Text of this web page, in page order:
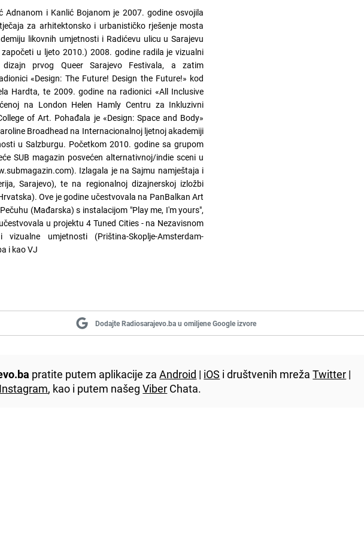
Adnanom i Kanlić Bojanom je 2007. godine osvojila
za arhitektonsko i urbanističko rješenje mosta
likovnih umjetnosti i Radićevu ulicu u Sarajevu
u ljeto 2010.) 2008. godine radila je vizualni
prvog Queer Sarajevo Festivala, a zatim
«Design: The Future! Design the Future!» kod
Hardta, te 2009. godine na radionici «All Inclusive
na London Helen Hamly Centru za Inkluzivni
of Art. Pohađala je «Design: Space and Body»
Broadhead na Internacionalnoj ljetnoj akademiji
u Salzburgu. Početkom 2010. godine sa grupom
SUB magazin posvećen alternativnoj/indie sceni u
Izlagala je na Sajmu namještaja i
Sarajevo), te na regionalnoj dizajnerskoj izložbi
Ove je godine učestvovala na PanBalkan Art
(Mađarska) s instalacijom "Play me, I'm yours",
u projektu 4 Tuned Cities - na Nezavisnom
umjetnosti (Priština-Skoplje-Amsterdam-
i kao VJ
Dodajte Radiosarajevo.ba u omiljene Google izvore
pratite putem aplikacije zaAndroid | iOS i društvenih mrežaTwitter |
Instagram, kao i putem našegViber Chata.